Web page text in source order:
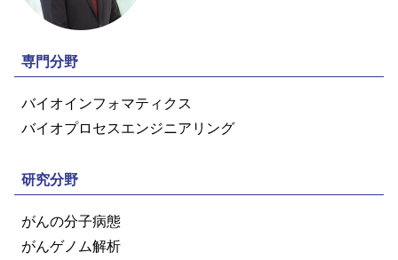
専門分野
バイオインフォマティクス
バイオプロセスエンジニアリング
研究分野
がんの分子病態
がんゲノム解析